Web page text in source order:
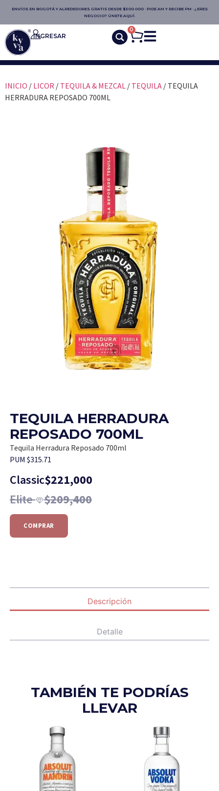
ENVÍOS EN BOGOTÁ Y ALREDEDORES GRATIS DESDE $300.000 · PIDE AM Y RECIBE PM · ¿ERES
NEGOCIO? ÚNETE AQUÍ.
INGRESAR
0
INICIO / LICOR / TEQUILA & MEZCAL / TEQUILA / TEQUILA
HERRADURA REPOSADO 700ML
TEQUILA HERRADURA
REPOSADO 700ML
Tequila Herradura Reposado 700ml
PUM $315.71
Classic$221,000
Elite $209,400
COMPRAR
Descripción
Detalle
TAMBIÉN TE PODRÍAS
LLEVAR